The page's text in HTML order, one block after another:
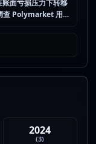
面亏损压力下转移
查 Polymarket 用户
2024
(3)